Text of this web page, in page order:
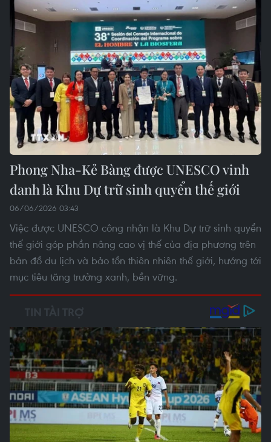
Phong Nha-Kẻ Bàng được UNESCO vinh
danh là Khu Dự trữ sinh quyển thế giới
06/06/2026 03:43
Việc được UNESCO công nhận là Khu Dự trữ sinh quyển
thế giới góp phần nâng cao vị thế của địa phương trên
bản đồ du lịch và bảo tồn thiên nhiên thế giới, hướng tới
mục tiêu tăng trưởng xanh, bền vững.